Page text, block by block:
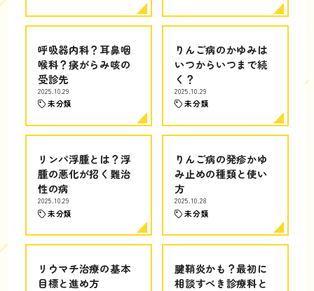
呼吸器内科？耳鼻咽
喉科？痰がらみ咳の
受診先
2025.10.29
未分類
りんご病のかゆみは
いつからいつまで続
く？
2025.10.29
未分類
リンパ浮腫とは？浮
腫の悪化が招く難治
性の病
2025.10.29
未分類
りんご病の発疹かゆ
み止めの種類と使い
方
2025.10.28
未分類
リウマチ治療の基本
目標と進め方
腱鞘炎かも？最初に
相談すべき診療科と